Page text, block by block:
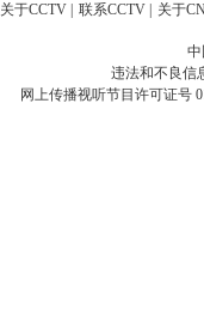
关于CCTV 联系CCTV 关于
违法和不良信
网上传播视听节目许可证号